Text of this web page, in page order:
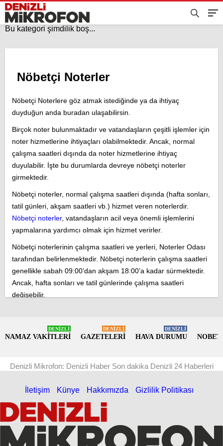
Bu kategori şimdilik boş...
Nöbetçi Noterler
Nöbetçi Noterlere göz atmak istediğinde ya da ihtiyaç
duyduğun anda buradan ulaşabilirsin.
Birçok noter bulunmaktadır ve vatandaşların çeşitli işlemler için
noter hizmetlerine ihtiyaçları olabilmektedir. Ancak, normal
çalışma saatleri dışında da noter hizmetlerine ihtiyaç
duyulabilir. İşte bu durumlarda devreye nöbetçi noterler
girmektedir.
Nöbetçi noterler, normal çalışma saatleri dışında (hafta sonları,
tatil günleri, akşam saatleri vb.) hizmet veren noterlerdir.
Nöbetçi noterler, vatandaşların acil veya önemli işlemlerini
yapmalarına yardımcı olmak için hizmet verirler.
Nöbetçi noterlerinin çalışma saatleri ve yerleri, Noterler Odası
tarafından belirlenmektedir. Nöbetçi noterlerin çalışma saatleri
genellikle sabah 09:00’dan akşam 18:00’a kadar sürmektedir.
Ancak, hafta sonları ve tatil günlerinde çalışma saatleri
değişebilir.
hizmete en yakın nöbetçi noterleri bu siteden öğrenebilirler.
Sonuç olarak, nöbetçi noterler, vatandaşların acil veya önemli
noterlerdir. Nöbetçi noterlerin yerleri ve çalışma saatleri,
bilgilere resmi web sitelerinden ya da bizim sitemiz üzerinden
ulaşabilirler.
NAMAZ VAKİTLERİ
DENİZLİ
GAZETELERİ
DENİZLİ
HAVA DURUMU
DENİZLİ
Denizli Mikrofon: Denizli Haber Son dakika Denizli 24 Haberleri
İletişim Künye Hakkımızda Gizlilik Politikası